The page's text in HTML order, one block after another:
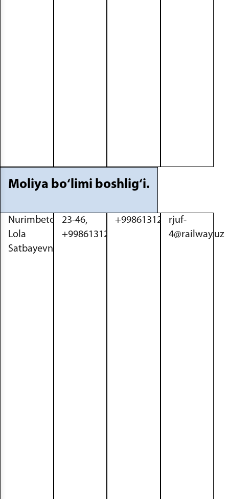
Moliya bo‘limi boshlig‘i.
Nurimbetova
Lola
Satbayevna
23-46,
+998613122637
+998613120976
rjuf-
4@railway.uz